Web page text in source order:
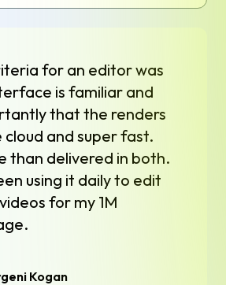
for an editor was
is familiar and
that the renders
cloud and super fast.
than delivered in both.
using it daily to edit
for my 1M
Kogan